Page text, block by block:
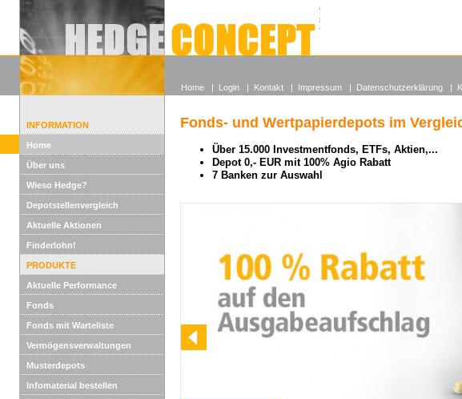
Alle offenen Fonds
Wieso Hedgefonds?
INFORMATION
Home
Über uns
Wieso Hedge?
Depotstellenvergleich
Aktuelle Aktionen
Finderlohn!
PRODUKTE
Aktuelle Performance
Fonds
Fonds mit Warteliste
Vermögensverwaltungen
Musterdepots
Infomaterial bestellen
Fonds- und Wertpapierdepots im
Über 15.000 Investmentfonds, ETFs, Aktien,...
Depot 0,- EUR mit 100% Agio Rabatt
7 Banken zur Auswahl
Home | Login | Kontakt | Impressum | Datenschutzerklärung |